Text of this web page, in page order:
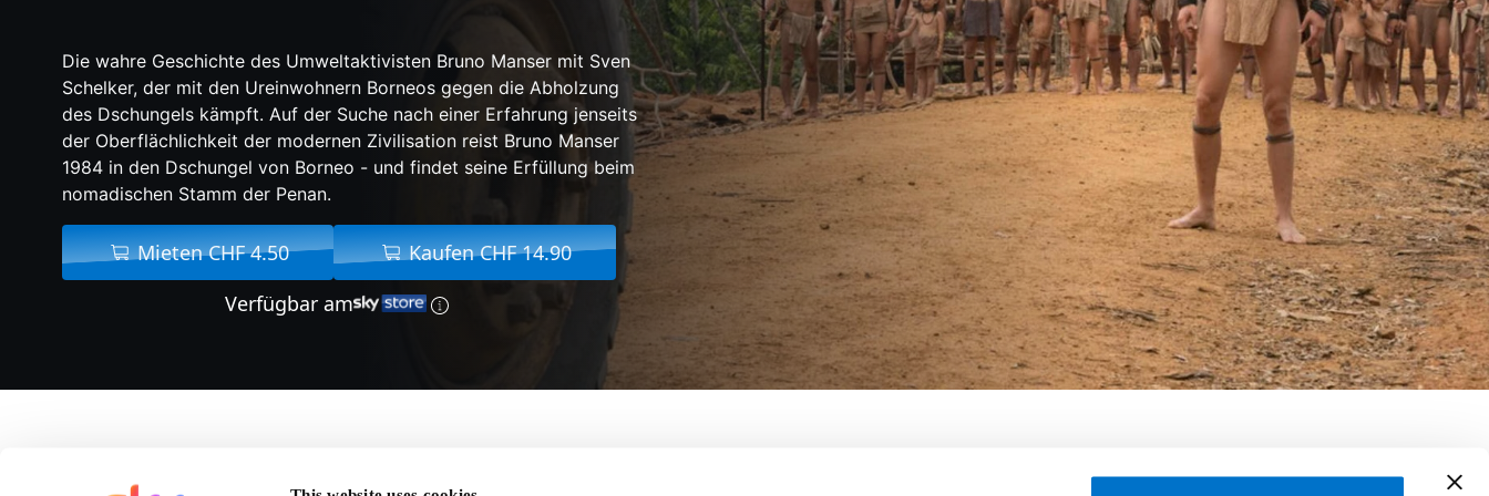
Die wahre Geschichte des Umweltaktivisten Bruno Manser mit Sven
Schelker, der mit den Ureinwohnern Borneos gegen die Abholzung
des Dschungels kämpft. Auf der Suche nach einer Erfahrung jenseits
der Oberflächlichkeit der modernen Zivilisation reist Bruno Manser
1984 in den Dschungel von Borneo - und findet seine Erfüllung beim
nomadischen Stamm der Penan.
Mieten CHF 4.50
Kaufen CHF 14.90
Verfügbar am